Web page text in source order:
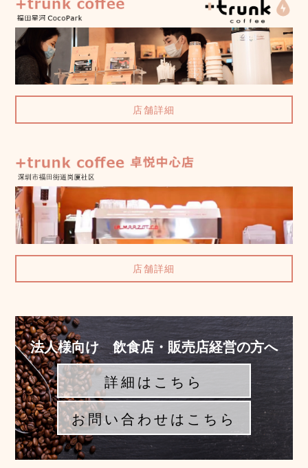
店舗詳細
店舗詳細
法人様向け 飲食店・販売店経営の方へ
詳細はこちら
お問い合わせはこちら